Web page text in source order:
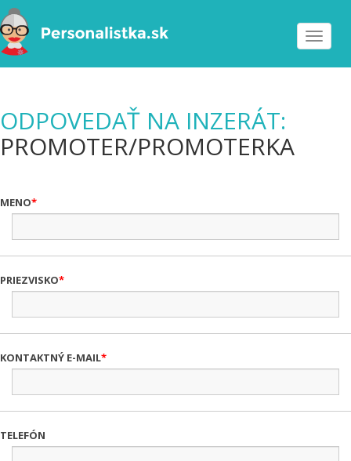
Toggle
ODPOVEDAŤ NA INZERÁT:
PROMOTER/PROMOTERKA
MENO
PRIEZVISKO
KONTAKTNÝ E-MAIL
TELEFÓN